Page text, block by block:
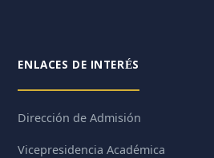
ENLACES DE INTERÉS
Dirección de Admisión
Vicepresidencia Académica